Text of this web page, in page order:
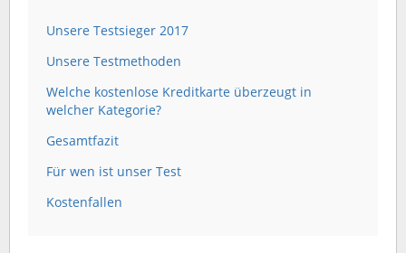
Unsere Testsieger 2017
Unsere Testmethoden
Welche kostenlose Kreditkarte überzeugt in
welcher Kategorie?
Gesamtfazit
Für wen ist unser Test
Kostenfallen